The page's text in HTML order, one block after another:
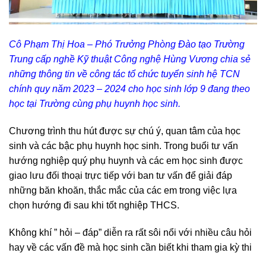
Cô Phạm Thị Hoa – Phó Trưởng Phòng Đào tạo Trường
Trung cấp nghề Kỹ thuật Công nghệ Hùng Vương chia sẻ
những thông tin về công tác tổ chức tuyển sinh hệ TCN
chính quy năm 2023 – 2024 cho học sinh lớp 9 đang theo
học tại Trường cùng phụ huynh học sinh.
Chương trình thu hút được sự chú ý, quan tâm của học
sinh và các bậc phụ huynh học sinh. Trong buổi tư vấn
hướng nghiệp quý phụ huynh và các em học sinh được
giao lưu đối thoại trực tiếp với ban tư vấn để giải đáp
những băn khoăn, thắc mắc của các em trong việc lựa
chọn hướng đi sau khi tốt nghiệp THCS.
Không khí ” hỏi – đáp” diễn ra rất sôi nổi với nhiều câu hỏi
hay về các vấn đề mà học sinh cần biết khi tham gia kỳ thi